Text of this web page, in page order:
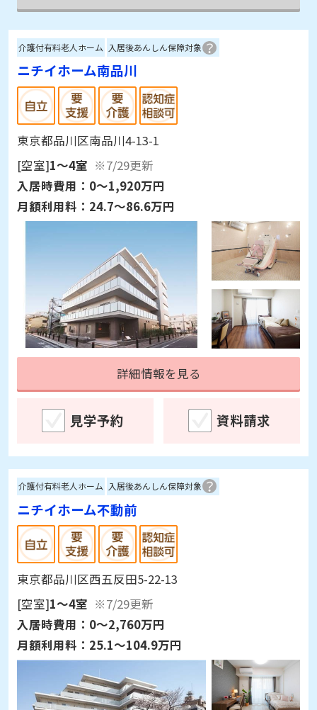
介護付有料老人ホーム 入居後あんしん保障対象
ニチイホーム南品川
東京都品川区南品川4-13-1
[空室]1～4室 ※7/29更新
入居時費用： 0～1,920万円
月額利用料： 24.7～86.6万円
詳細情報を見る
見学予約 資料請求
介護付有料老人ホーム 入居後あんしん保障対象
ニチイホーム不動前
東京都品川区西五反田5-22-13
[空室]1～4室 ※7/29更新
入居時費用： 0～2,760万円
月額利用料： 25.1～104.9万円